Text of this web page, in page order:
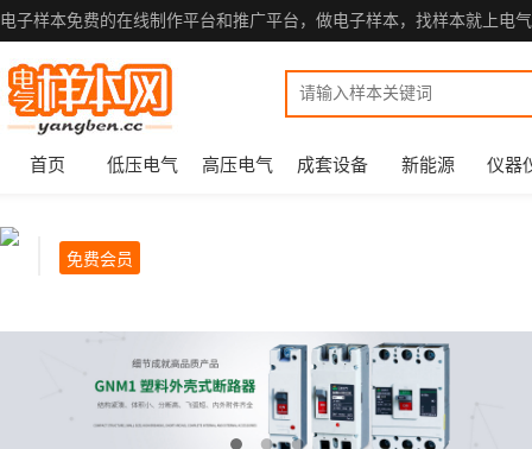
电子样本免费的在线制作平台和推广平台，做电子样本，找样本就上电
首页 低压电气 高压电气 成套设备 新能源 仪器
免费会员